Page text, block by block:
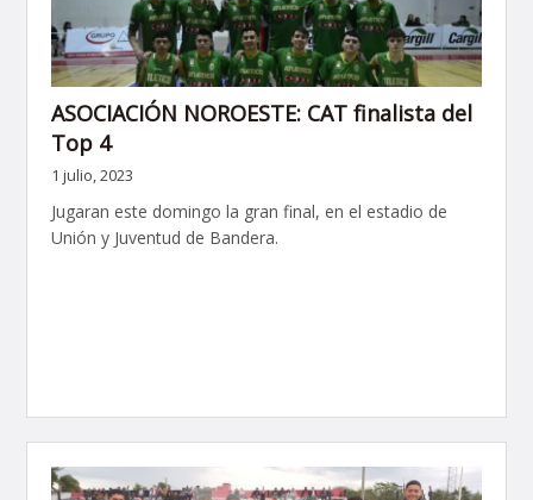
ASOCIACIÓN NOROESTE: CAT finalista del
Top 4
1 julio, 2023
Jugaran este domingo la gran final, en el estadio de
Unión y Juventud de Bandera.